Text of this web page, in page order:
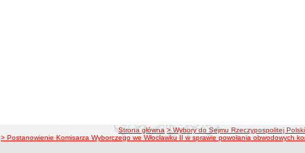
ścieżka nawigacji
Strona główna > Wybory do Sejmu Rzeczypospolitej
> Postanowienie Komisarza Wyborczego we Włocławku II w sprawie powołania obwodowych